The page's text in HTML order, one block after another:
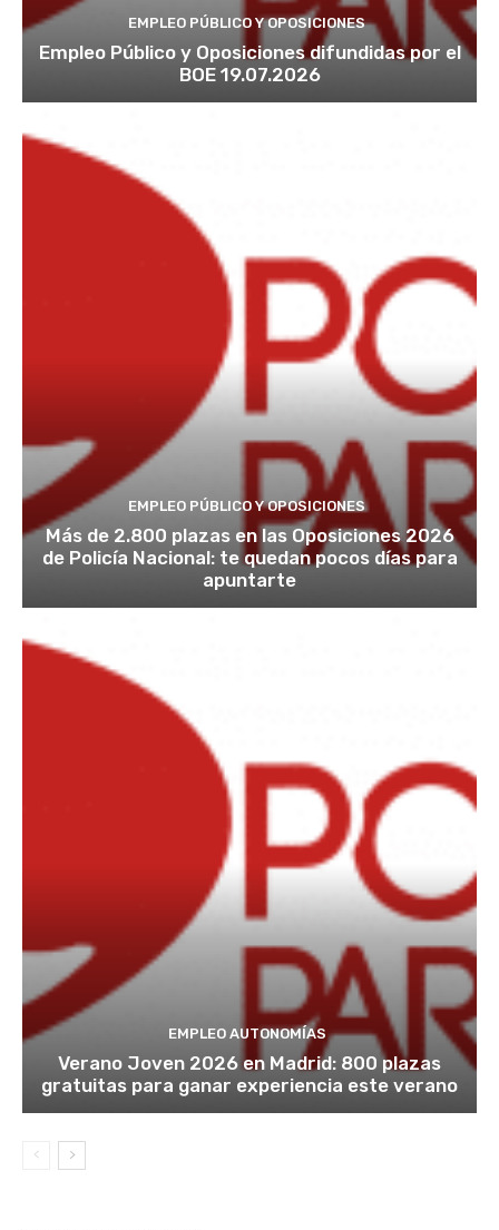
EMPLEO PÚBLICO Y OPOSICIONES
Empleo Público y Oposiciones difundidas por el
BOE 19.07.2026
EMPLEO PÚBLICO Y OPOSICIONES
Más de 2.800 plazas en las Oposiciones 2026
de Policía Nacional: te quedan pocos días para
apuntarte
EMPLEO AUTONOMÍAS
Verano Joven 2026 en Madrid: 800 plazas
gratuitas para ganar experiencia este verano